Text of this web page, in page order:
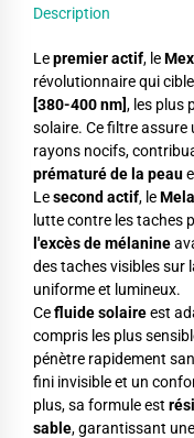
Description
Lepremier actif, le
révolutionnaire qui
[380-400 nm], les plus
solaire. Ce filtre
rayons nocifs,
prématuré de la peau
Lesecond actif, le
lutte contre les taches
l'excès de mélanine
des taches visibles sur
uniforme et lumineux.
Cefluide solaireest
compris les plus
pénètre rapidement
fini invisible et un
plus, sa formule est
sable, garantissant